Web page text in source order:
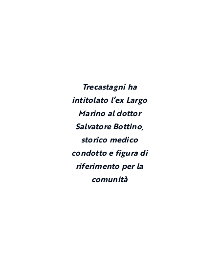
Trecastagni ha
intitolato l’ex Largo
Marino al dottor
Salvatore Bottino,
storico medico
condotto e figura di
riferimento per la
comunità